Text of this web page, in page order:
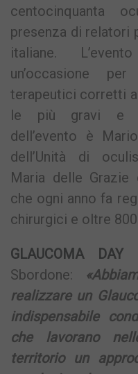
centocinquanta
presenza di relatori
italiane.
un’occasione
terapeutici corretti
le più gravi e
dell’evento è
dell’Unità di
Maria delle Grazie
che ogni anno fa
chirurgici e oltre
GLAUCOMA DAY
Sbordone:
realizzare un
indispensabile
che lavorano
territorio un